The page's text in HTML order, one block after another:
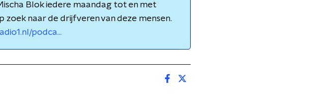
Blok iedere maandag tot en met
naar de drijfveren van deze mensen.
podca...